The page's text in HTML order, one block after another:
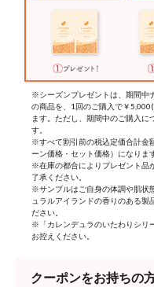
※シーズンプレゼントは、期間中
の商品を、1回のご購入で￥
ます。ただし、期間中のご購入に
す。
※すべて割引前の税込定価合計金
ーン価格・セット価格）になりま
※在庫の都合によりプレゼント品
了承ください。
※サンプルはご自身の体調や肌状
ュラルアイランドの香りのある製
ださい。
※「カレンデュラのいたわりシリ
お控えください。
クーポンをお持ちの